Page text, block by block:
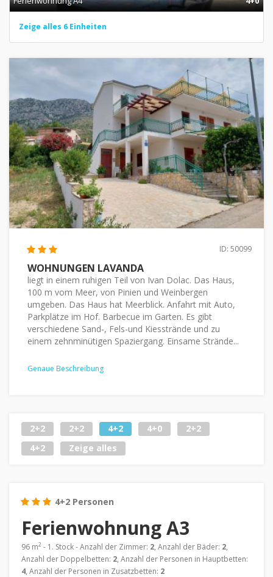
Zeige alles 6 Einheiten
ID: 50099
WOHNUNGEN LAVANDA
liegt in einem ruhigen Teil von Ivan Dolac. Das Haus,
100 m vom Meer, von Pinien und Weinbergen
umgeben. Das Haus hat Meerblick. Anfahrt mit Auto,
Parkplätze im Hof. Barbecue im Garten. Es gibt
verschiedene Sand-, Fels-und Kiesstrände und zu
einem zehnminütigen Spaziergang. Einsame Strände...
Genaue Beschreibung
2+2 2+2 4+2 4+0
2+2
4+2
Zeige alles
4+2 Personen
Ferienwohnung A3
96 m2 - 1. Stock - Anzahl der Zimmer: 2, Anzahl der Bäder: 2,
Anzahl der Doppelbetten: 2, Anzahl der Personen in Hauptbetten:
4, Anzahl der Personen in Zusatzbetten: 2